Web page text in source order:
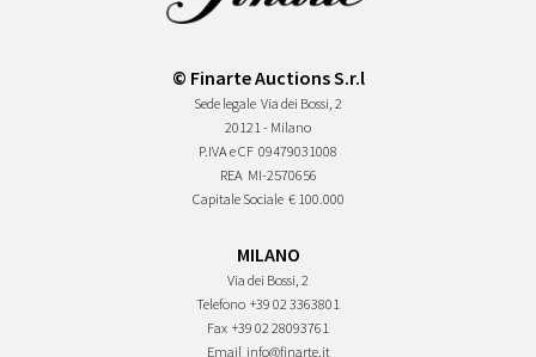
© Finarte Auctions S.r.l
Sede legale Via dei Bossi, 2
20121 - Milano
P.IVA e CF 09479031008
REA MI-2570656
Capitale Sociale € 100.000
MILANO
Via dei Bossi, 2
Telefono +39 02 3363801
Fax +39 02 28093761
Email info@finarte.it